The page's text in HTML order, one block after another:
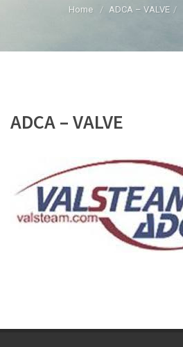
Home / ADCA – VALVE /
ADCA – VALVE